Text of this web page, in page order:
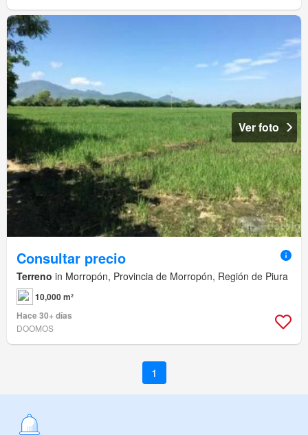
Ver foto
Consultar precio
Terreno in Morropón, Provincia de Morropón, Región de Piura
10,000 m²
Hace 30+ días
DOOMOS
1